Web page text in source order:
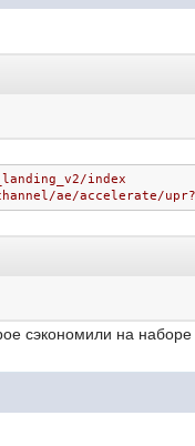
index
ae/accelerate/
сэкономили на наборе